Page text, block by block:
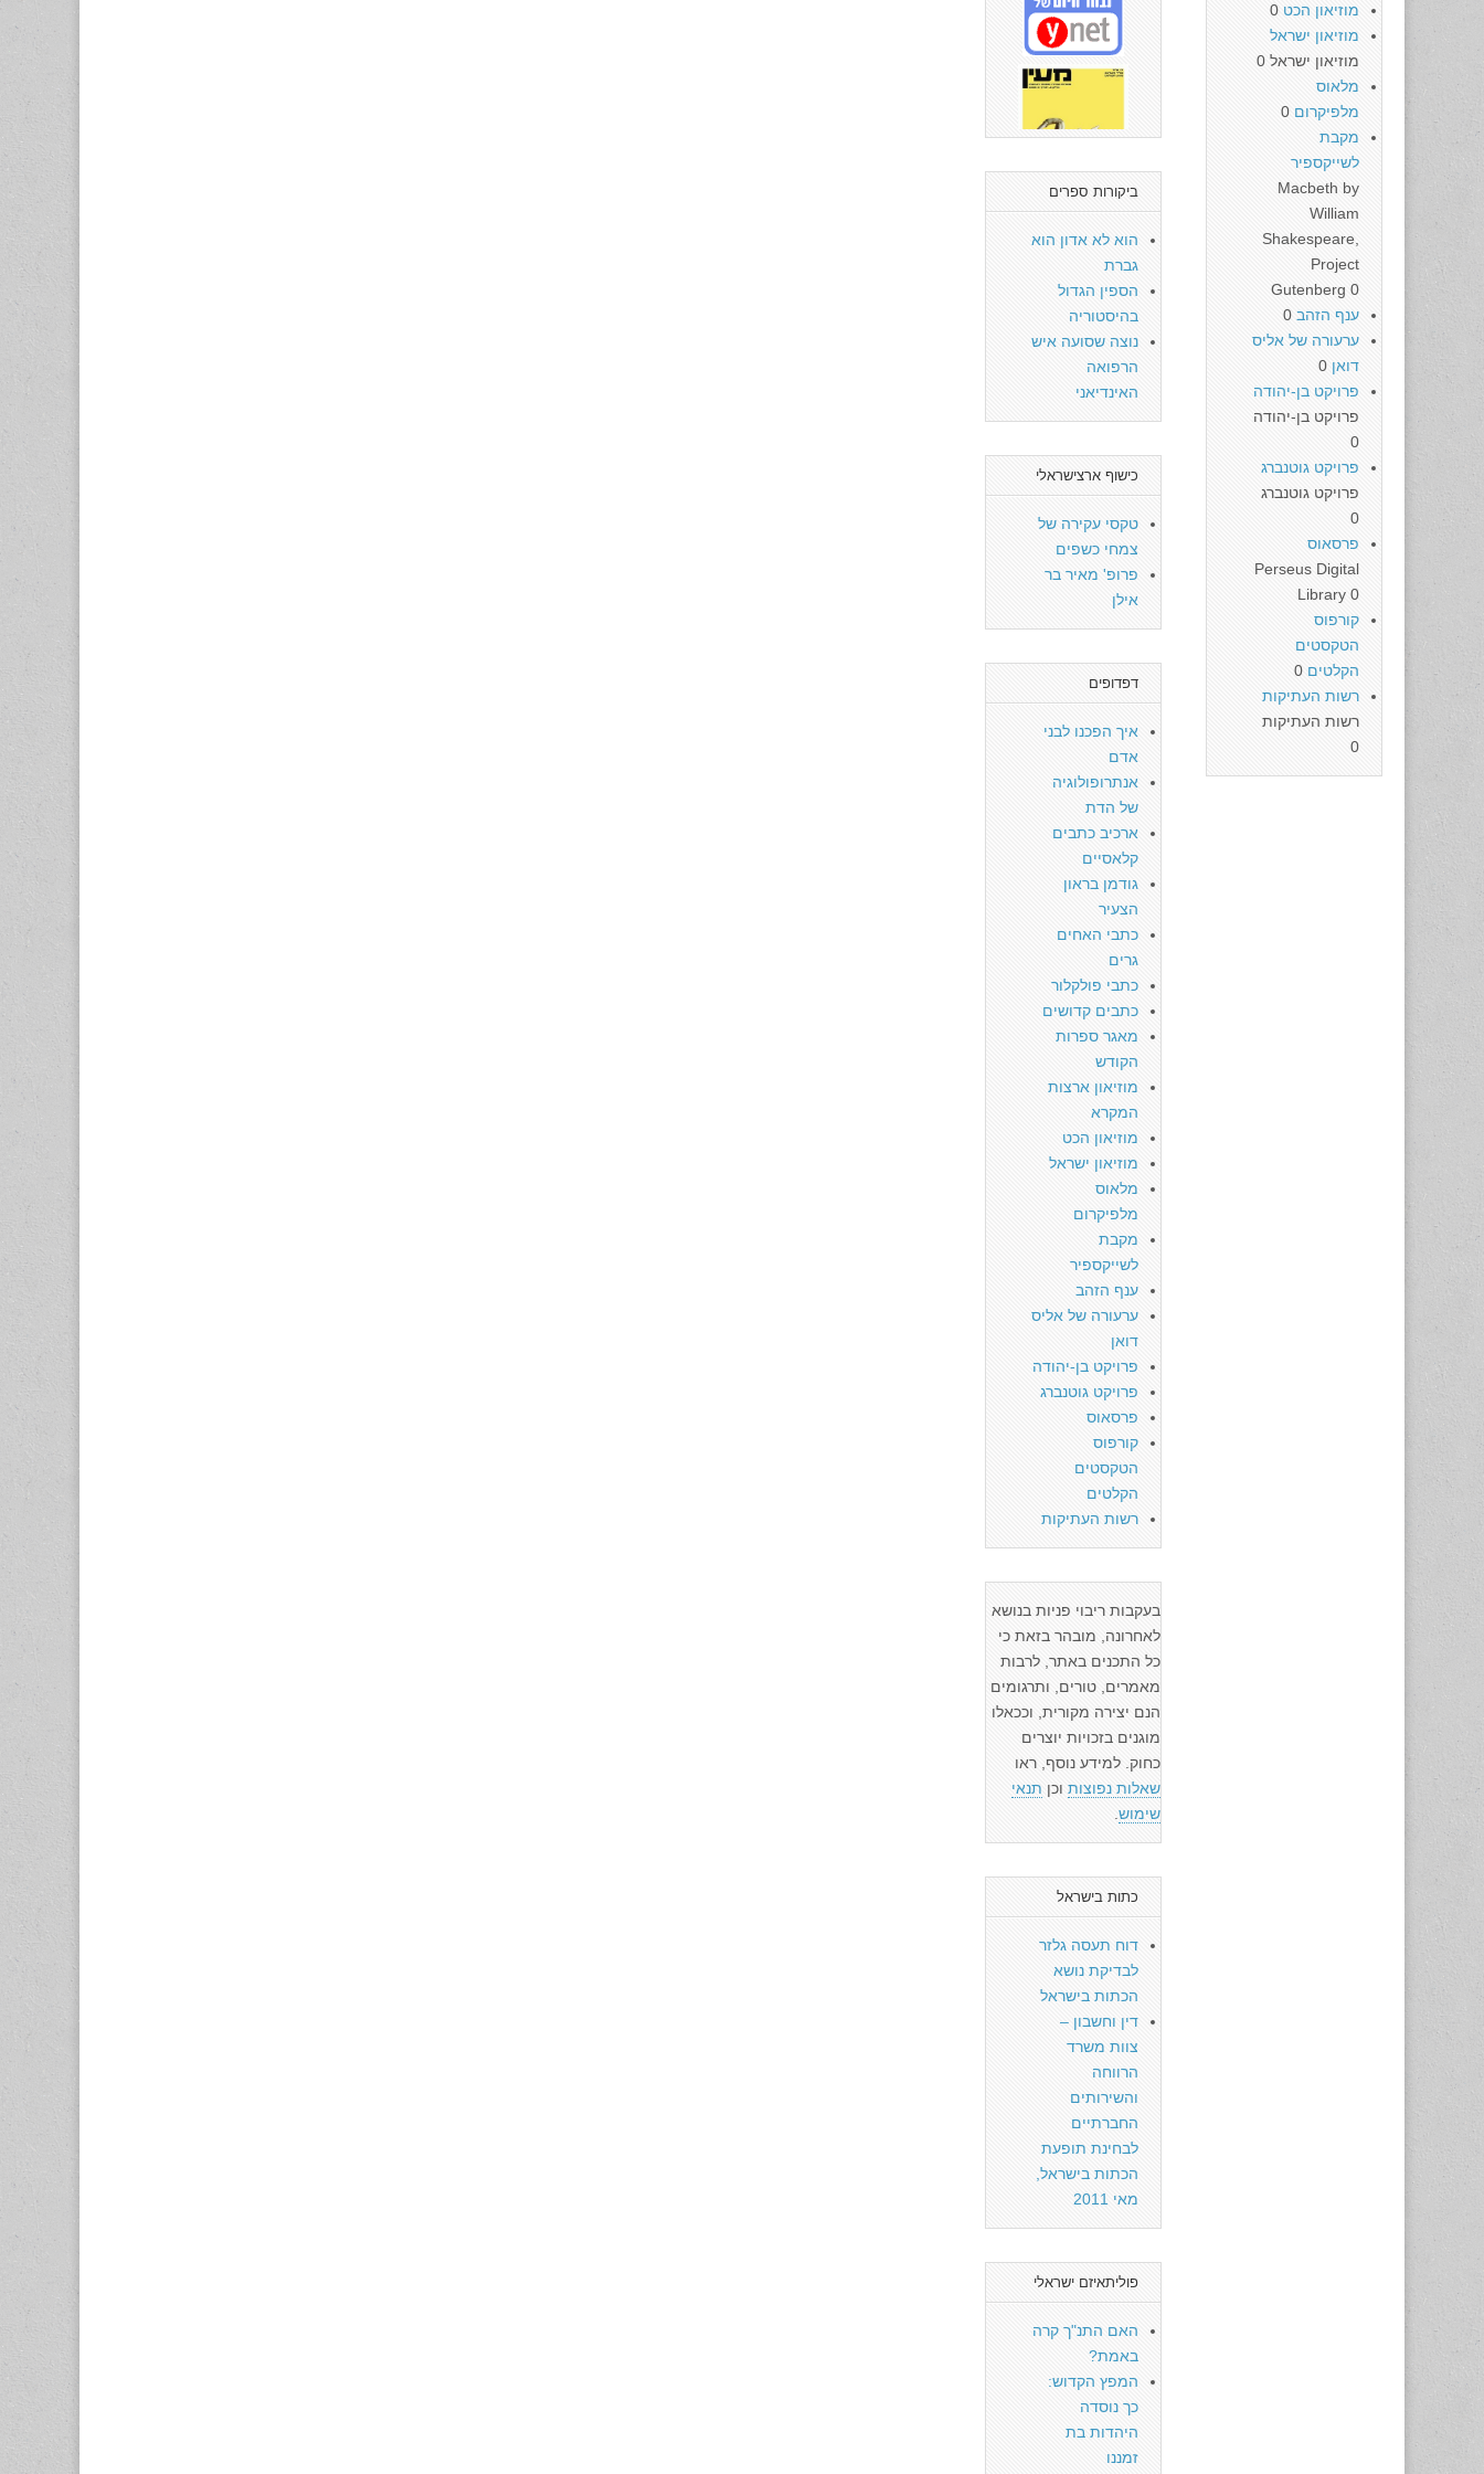
ביקורות ספרים
הוא לא אדון הוא
גברת
הספין הגדול
בהיסטוריה
נוצה שסועה איש
הרפואה
האינדיאני
כישוף ארצישראלי
טקסי עקירה של
צמחי כשפים
פרופ' מאיר בר
אילן
דפדופים
איך הפכנו לבני
אדם
אנתרופולוגיה
של הדת
ארכיב כתבים
קלאסיים
גודמן בראון
הצעיר
כתבי האחים
גרים
כתבי פולקלור
כתבים קדושים
מאגר ספרות
הקודש
מוזיאון ארצות
המקרא
מוזיאון הכט
מוזיאון ישראל
מלאוס
מלפיקרום
מקבת
לשייקספיר
ענף הזהב
ערעורה של אליס
דואן
פרויקט בן-יהודה
פרויקט גוטנברג
פרסאוס
קורפוס
הטקסטים
הקלטים
רשות העתיקות
בעקבות ריבוי פניות בנושא
לאחרונה, מובהר בזאת כי
כל התכנים באתר, לרבות
מאמרים, טורים, ותרגומים
הנם יצירה מקורית, וככאלו
מוגנים בזכויות יוצרים
כחוק. למידע נוסף, ראו
שאלות נפוצות וכן תנאי
שימוש
כתות בישראל
דוח תעסה גלזר
לבדיקת נושא
הכתות בישראל
דין וחשבון –
צוות משרד
הרווחה
והשירותים
החברתיים
לבחינת תופעת
הכתות בישראל,
מאי 2011
פוליתאיזם ישראלי
האם התנ"ך קרה
באמת?
המפץ הקדוש:
כך נוסדה
היהדות בת
זמננו
מוזיאון הכט
מוזיאון ישראל
מוזיאון ישראל 0
מלאוס
מלפיקרום
מקבת
לשייקספיר
Macbeth by
William
Shakespeare,
Project
Gutenberg 0
ענף הזהב
ערעורה של אליס
דואן
פרויקט בן-יהודה
פרויקט בן-יהודה
0
פרויקט גוטנברג
פרויקט גוטנברג
0
פרסאוס
Perseus Digital
Library 0
קורפוס
הטקסטים
הקלטים
רשות העתיקות
רשות העתיקות
0